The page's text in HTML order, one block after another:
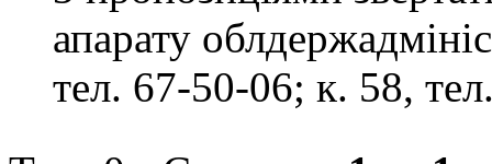
апарату
тел. 67-50-06; к. 58,